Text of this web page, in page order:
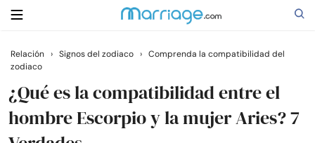
Buscar
Casarse
Relación › Signos del zodiaco › Comprenda la compatibilidad del
zodiaco
¿Qué es la compatibilidad entre el
hombre Escorpio y la mujer Aries? 7